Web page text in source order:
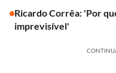
Ricardo Corrêa: 'Por
imprevisível'